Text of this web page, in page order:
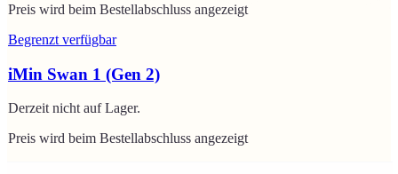
Preis wird beim Bestellabschluss angezeigt
Begrenzt verfügbar
iMin Swan 1 (Gen 2)
Derzeit nicht auf Lager.
Preis wird beim Bestellabschluss angezeigt